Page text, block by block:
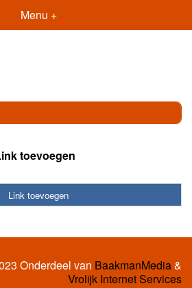
Menu +
toevoegen
Link toevoegen
Onderdeel van BaakmanMedia&
Vrolijk Internet Services